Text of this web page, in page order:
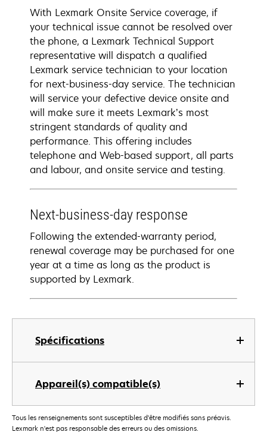
Spécifications
Appareil(s) compatible(s)
With Lexmark Onsite Service coverage, if
your technical issue cannot be resolved over
the phone, a Lexmark Technical Support
representative will dispatch a qualified
Lexmark service technician to your location
for next-business-day service. The technician
will service your defective device onsite and
will make sure it meets Lexmark’s most
stringent standards of quality and
performance. This offering includes
telephone and Web-based support, all parts
and labour, and onsite service and testing.
Next-business-day response
Following the extended-warranty period,
renewal coverage may be purchased for one
year at a time as long as the product is
supported by Lexmark.
Tous les renseignements sont susceptibles d'être modifiés sans préavis.
Lexmark n'est pas responsable des erreurs ou des omissions.